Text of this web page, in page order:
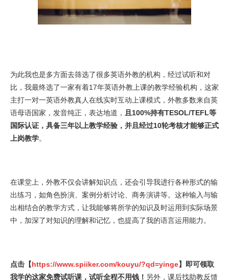
为此我也是多方面去筛选了很多英语外教的机构，经过试听和对
比，我最终选了一家有着17年英语外教上课的教学经验机构，这家
主打一对一英语外教真人在线实时互动上课模式，外教多数来自英
语母语国家，发音纯正，表达地道，
且100%持有TESOL/TEFL等
国际认证，具备三年以上教学经验，并且经过10轮考核才能够正式
上岗教学。
在课堂上，外教不仅会讲解知识点，还会引导我进行各种形式的输
出练习，如角色扮演、案例分析讨论、商务演讲等。这种输入与输
出相结合的教学方式，让我能够将所学的知识及时运用到实际场景
中，加深了对知识的理解和记忆，也提高了我的语言运用能力。
点击【https://www.spiiker.com/kouyu/?qd=yinge】即可领取
我学的这家免费试听课，试听全程不用钱！ 另外，课后找助教反馈